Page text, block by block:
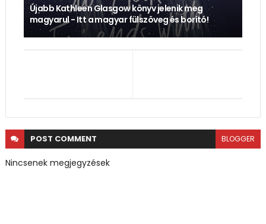
Újabb Kathleen Glasgow könyv jelenik meg
magyarul - Itt a magyar fülszöveg és borító!
POST COMMENT BLOGGER
Nincsenek megjegyzések